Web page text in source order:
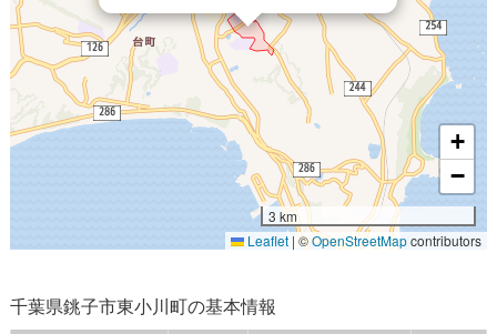
+
−
3 km
Leaflet | ©OpenStreetMapcontributors
千葉県銚子市東小川町の基本情報